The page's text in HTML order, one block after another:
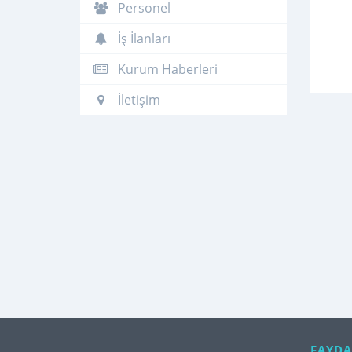
Personel
İş İlanları
Kurum Haberleri
İletişim